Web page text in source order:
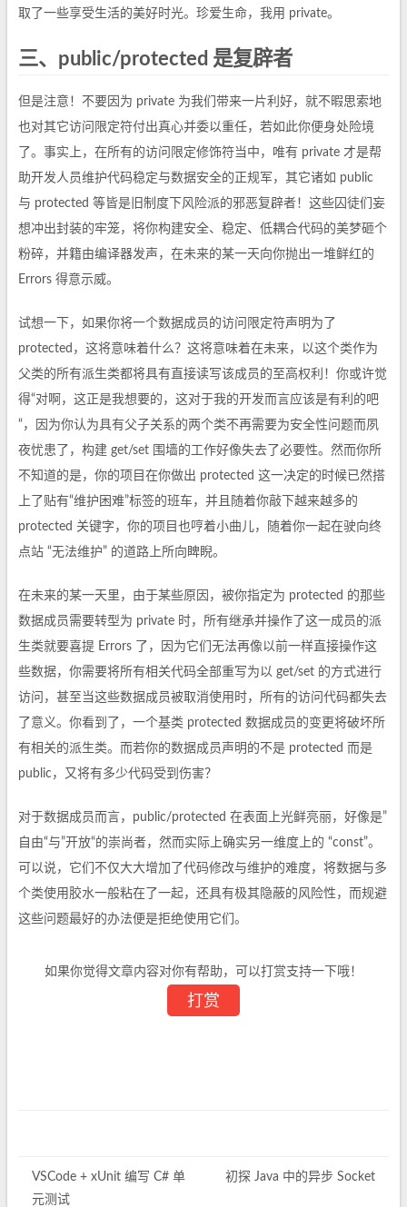
取了一些享受生活的美好时光。珍爱生命，我用 private。
三、public/protected 是复辟者
但是注意！不要因为 private 为我们带来一片利好，就不暇思索地
也对其它访问限定符付出真心并委以重任，若如此你便身处险境
了。事实上，在所有的访问限定修饰符当中，唯有 private 才是帮
助开发人员维护代码稳定与数据安全的正规军，其它诸如 public
与 protected 等皆是旧制度下风险派的邪恶复辟者！这些囚徒们妄
想冲出封装的牢笼，将你构建安全、稳定、低耦合代码的美梦砸个
粉碎，并籍由编译器发声，在未来的某一天向你抛出一堆鲜红的
Errors 得意示威。
试想一下，如果你将一个数据成员的访问限定符声明为了
protected，这将意味着什么？这将意味着在未来，以这个类作为
父类的所有派生类都将具有直接读写该成员的至高权利！你或许觉
得“对啊，这正是我想要的，这对于我的开发而言应该是有利的吧
“，因为你认为具有父子关系的两个类不再需要为安全性问题而夙
夜忧患了，构建 get/set 围墙的工作好像失去了必要性。然而你所
不知道的是，你的项目在你做出 protected 这一决定的时候已然搭
上了贴有“维护困难”标签的班车，并且随着你敲下越来越多的
protected 关键字，你的项目也哼着小曲儿，随着你一起在驶向终
点站 “无法维护” 的道路上所向睥睨。
在未来的某一天里，由于某些原因，被你指定为 protected 的那些
数据成员需要转型为 private 时，所有继承并操作了这一成员的派
生类就要喜提 Errors 了，因为它们无法再像以前一样直接操作这
些数据，你需要将所有相关代码全部重写为以 get/set 的方式进行
访问，甚至当这些数据成员被取消使用时，所有的访问代码都失去
了意义。你看到了，一个基类 protected 数据成员的变更将破坏所
有相关的派生类。而若你的数据成员声明的不是 protected 而是
public，又将有多少代码受到伤害？
对于数据成员而言，public/protected 在表面上光鲜亮丽，好像是”
自由“与”开放“的崇尚者，然而实际上确实另一维度上的 “const”。
可以说，它们不仅大大增加了代码修改与维护的难度，将数据与多
个类使用胶水一般粘在了一起，还具有极其隐蔽的风险性，而规避
这些问题最好的办法便是拒绝使用它们。
如果你觉得文章内容对你有帮助，可以打赏支持一下哦！
打赏
VSCode + xUnit 编写 C# 单
元测试
初探 Java 中的异步 Socket